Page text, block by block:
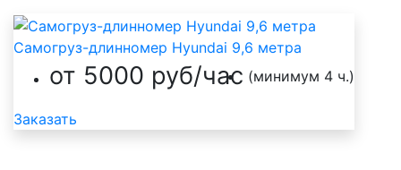
Самогруз-длинномер Hyundai 9,6 метра
от 5000 руб/час (минимум 4 ч.)
Заказать